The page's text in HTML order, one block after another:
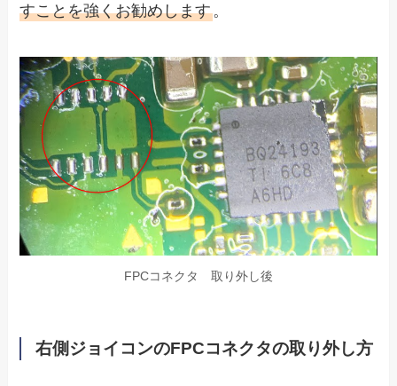
すことを強くお勧めします。
FPCコネクタ 取り外し後
右側ジョイコンのFPCコネクタの取り外し方